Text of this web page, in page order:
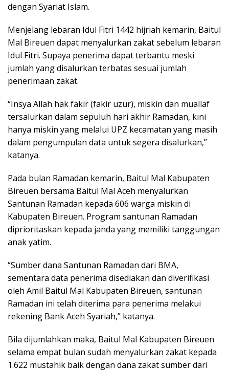
dengan Syariat Islam.
Menjelang lebaran Idul Fitri 1442 hijriah kemarin, Baitul
Mal Bireuen dapat menyalurkan zakat sebelum lebaran
Idul Fitri. Supaya penerima dapat terbantu meski
jumlah yang disalurkan terbatas sesuai jumlah
penerimaan zakat.
“Insya Allah hak fakir (fakir uzur), miskin dan muallaf
tersalurkan dalam sepuluh hari akhir Ramadan, kini
hanya miskin yang melalui UPZ kecamatan yang masih
dalam pengumpulan data untuk segera disalurkan,”
katanya.
Pada bulan Ramadan kemarin, Baitul Mal Kabupaten
Bireuen bersama Baitul Mal Aceh menyalurkan
Santunan Ramadan kepada 606 warga miskin di
Kabupaten Bireuen. Program santunan Ramadan
diprioritaskan kepada janda yang memiliki tanggungan
anak yatim.
“Sumber dana Santunan Ramadan dari BMA,
sementara data penerima disediakan dan diverifikasi
oleh Amil Baitul Mal Kabupaten Bireuen, santunan
Ramadan ini telah diterima para penerima melakui
rekening Bank Aceh Syariah,” katanya.
Bila dijumlahkan maka, Baitul Mal Kabupaten Bireuen
selama empat bulan sudah menyalurkan zakat kepada
1.622 mustahik baik dengan dana zakat sumber dari